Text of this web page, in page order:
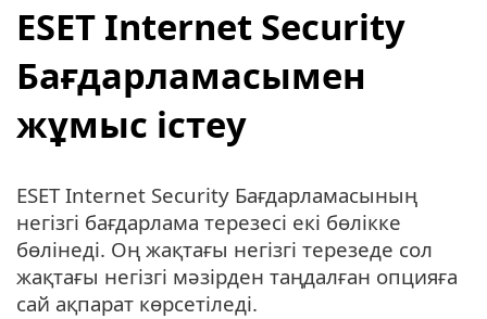
ESET Internet Security
Бағдарламасымен
жұмыс істеу
ESET Internet Security Бағдарламасының
негізгі бағдарлама терезесі екі бөлікке
бөлінеді. Оң жақтағы негізгі терезеде сол
жақтағы негізгі мәзірден таңдалған опцияға
сай ақпарат көрсетіледі.